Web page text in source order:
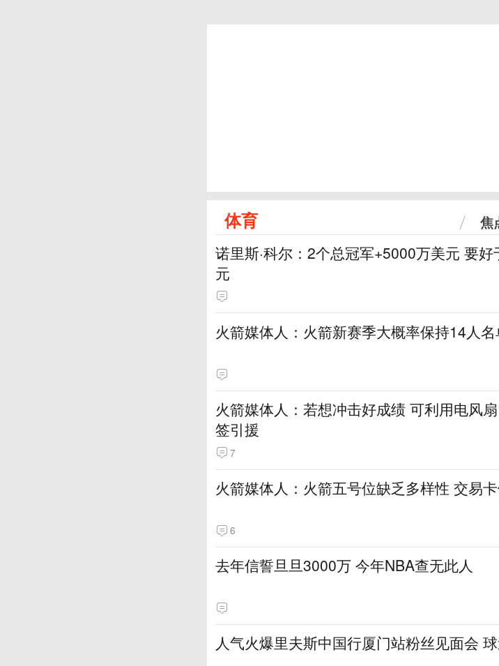
体育 焦
诺里斯·科尔：2个总冠军+5000万美元 要
元
火箭媒体人：火箭新赛季大概率保持14人
火箭媒体人：若想冲击好成绩 可利用电风
签引援
7
火箭媒体人：火箭五号位缺乏多样性 交易
6
去年信誓旦旦3000万 今年NBA查无此人
人气火爆里夫斯中国行厦门站粉丝见面会